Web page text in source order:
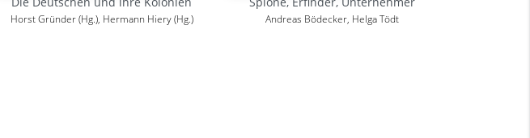
Horst Gründer (Hg.), Hermann Hiery (Hg.) Andreas Bödecker, Helga Tödt